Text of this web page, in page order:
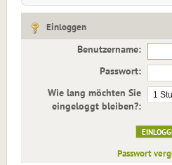
Einloggen
Benutzername:
Passwort:
Wie lang möchten Sie
eingeloggt bleiben?:
Passwort